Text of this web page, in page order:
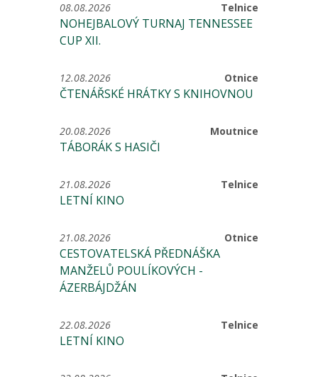
Telnice
08.08.2026
NOHEJBALOVÝ TURNAJ TENNESSEE
CUP XII.
Otnice
12.08.2026
ČTENÁŘSKÉ HRÁTKY S KNIHOVNOU
Moutnice
20.08.2026
TÁBORÁK S HASIČI
Telnice
21.08.2026
LETNÍ KINO
Otnice
21.08.2026
CESTOVATELSKÁ PŘEDNÁŠKA
MANŽELŮ POULÍKOVÝCH -
ÁZERBÁJDŽÁN
Telnice
22.08.2026
LETNÍ KINO